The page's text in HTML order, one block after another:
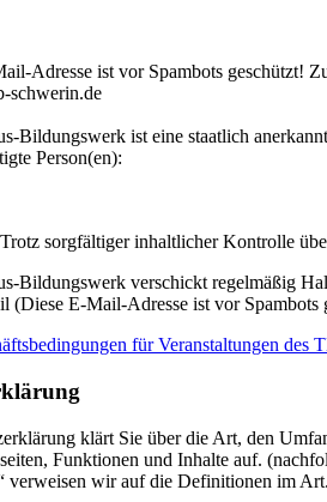
Adresse ist vor Spambots geschützt!
schwerin.de
Bildungswerk ist eine staatlich
Person(en):
sorgfältiger inhaltlicher Kontrolle
Bildungswerk verschickt regelmäßig
(Diese E-Mail-Adresse ist vor Spambots
für Veranstaltungen des
klärt Sie über die Art, den
Funktionen und Inhalte auf.
verweisen wir auf die Definitionen im